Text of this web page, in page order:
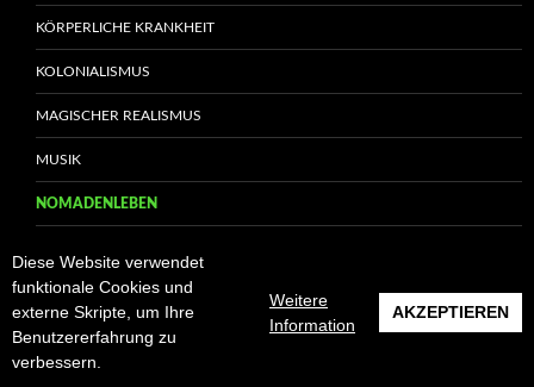
Diese Website verwendet
funktionale Cookies und
externe Skripte, um Ihre
Benutzererfahrung zu
verbessern.
Weitere
Information
AKZEPTIEREN
KÖRPERLICHE KRANKHEIT
KOLONIALISMUS
MAGISCHER REALISMUS
MUSIK
NOMADENLEBEN
PSYCHISCHE STÖRUNGEN
RABENVÖGEL